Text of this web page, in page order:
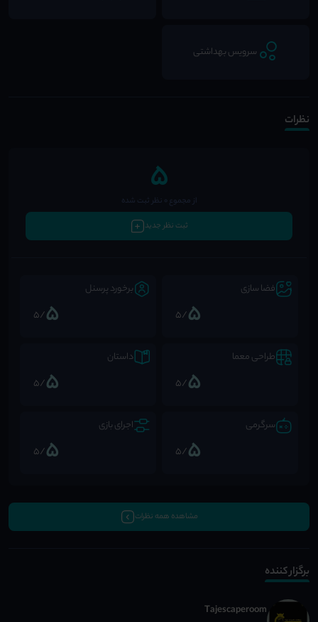
سرویس بهداشتی
نظرات
5از مجموع 0 نظر ثبت شده
ثبت نظر جدید
فضا سازی
5
/5
برخورد پرسنل
5
/5
طراحی معما
5
/5
داستان
5
/5
سرگرمی
5
/5
اجرای بازی
5
/5
مشاهده همه نظرات
برگزار کننده
Tajescaperoom